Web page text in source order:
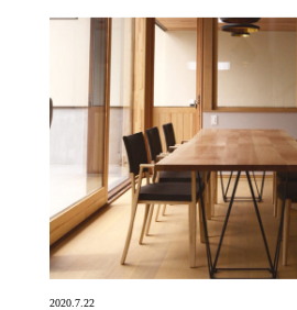
2020.7.22